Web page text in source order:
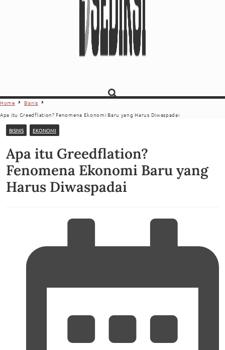
Home
Bisnis
Apa itu Greedflation? Fenomena Ekonomi Baru yang Harus Diwaspadai
BISNIS EKONOMI
Apa itu Greedflation?
Fenomena Ekonomi Baru yang
Harus Diwaspadai